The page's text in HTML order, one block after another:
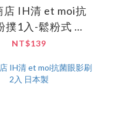
店 IH清 et moi抗
撲1入-鬆粉式 日
本製
NT$139